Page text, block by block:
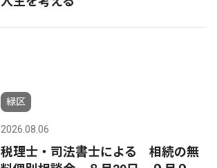
緑区
2026.08.06
税理士・司法書士による 相続の無